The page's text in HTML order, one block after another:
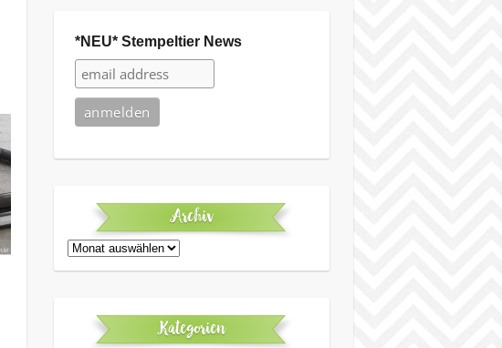
*NEU* Stempeltier News
Archiv
Archiv
Kategorien